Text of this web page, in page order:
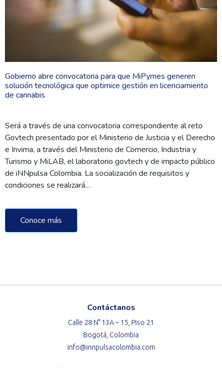
Gobierno abre convocatoria para que MiPymes generen
solución tecnológica que optimice gestión en licenciamiento
de cannabis
Será a través de una convocatoria correspondiente al reto
Govtech presentado por el Ministerio de Justicia y el Derecho
e Invima, a través del Ministerio de Comercio, Industria y
Turismo y MiLAB, el laboratorio govtech y de impacto público
de iNNpulsa Colombia. La socialización de requisitos y
condiciones se realizará…
Conoce más
Contáctanos
Calle 28 N° 13A – 15, Piso 21
Bogotá, Colombia
info@innpulsacolombia.com